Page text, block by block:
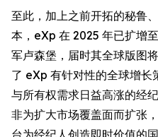
至此，加上之前开拓的秘鲁
本，eXp 在 2025 年已扩增
军卢森堡，届时其全球版图
了 eXp 有针对性的全球增长
与所有权需求日益高涨的经
非为扩大市场覆盖面而扩张